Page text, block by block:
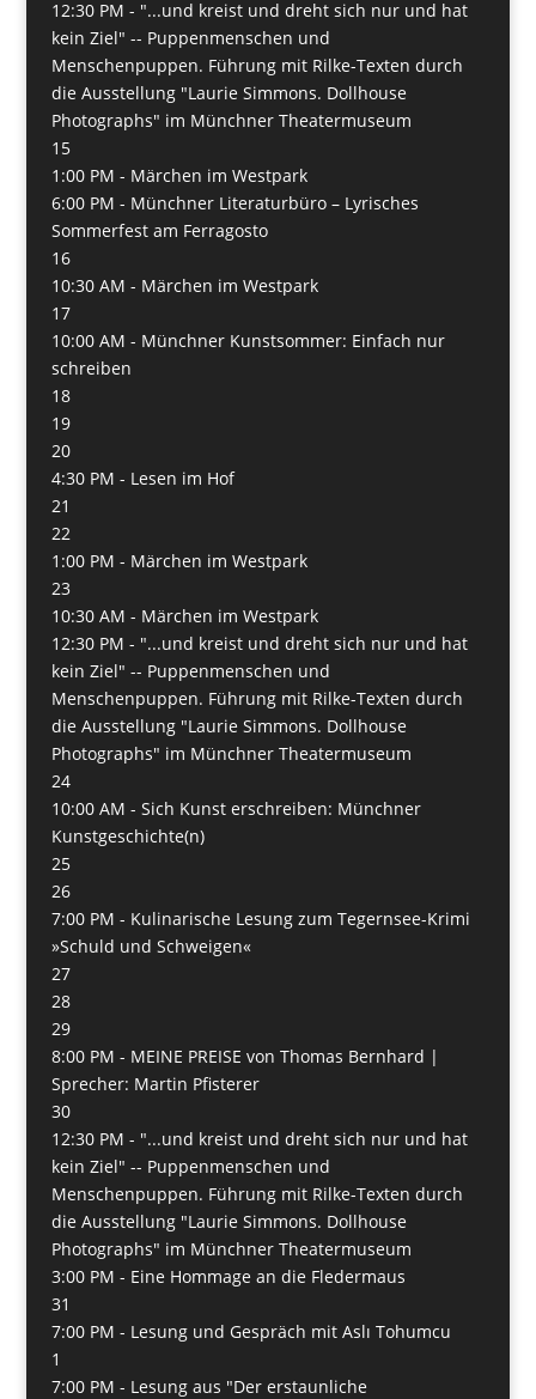
12:30 PM - "...und kreist und dreht sich nur und hat
kein Ziel" -- Puppenmenschen und
Menschenpuppen. Führung mit Rilke-Texten durch
die Ausstellung "Laurie Simmons. Dollhouse
Photographs" im Münchner Theatermuseum
15
1:00 PM - Märchen im Westpark
6:00 PM - Münchner Literaturbüro – Lyrisches
Sommerfest am Ferragosto
16
10:30 AM - Märchen im Westpark
17
10:00 AM - Münchner Kunstsommer: Einfach nur
schreiben
18
19
20
4:30 PM - Lesen im Hof
21
22
1:00 PM - Märchen im Westpark
23
10:30 AM - Märchen im Westpark
12:30 PM - "...und kreist und dreht sich nur und hat
kein Ziel" -- Puppenmenschen und
Menschenpuppen. Führung mit Rilke-Texten durch
die Ausstellung "Laurie Simmons. Dollhouse
Photographs" im Münchner Theatermuseum
24
10:00 AM - Sich Kunst erschreiben: Münchner
Kunstgeschichte(n)
25
26
7:00 PM - Kulinarische Lesung zum Tegernsee-Krimi
»Schuld und Schweigen«
27
28
29
8:00 PM - MEINE PREISE von Thomas Bernhard |
Sprecher: Martin Pfisterer
30
12:30 PM - "...und kreist und dreht sich nur und hat
kein Ziel" -- Puppenmenschen und
Menschenpuppen. Führung mit Rilke-Texten durch
die Ausstellung "Laurie Simmons. Dollhouse
Photographs" im Münchner Theatermuseum
3:00 PM - Eine Hommage an die Fledermaus
31
7:00 PM - Lesung und Gespräch mit Aslı Tohumcu
1
7:00 PM - Lesung aus "Der erstaunliche